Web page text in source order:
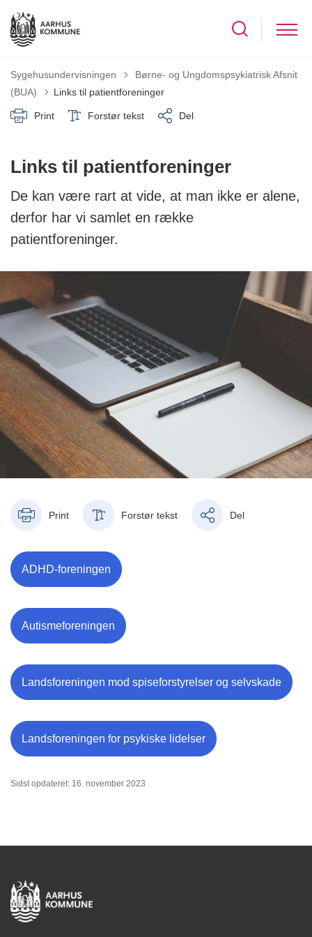
Sygehusundervisningen Tilbage til
Børne- og Ungdomspsykiatrisk Afsnit
(BUA)
Links til patientforeninger
Print Forstør tekst Del
Links til patientforeninger
De kan være rart at vide, at man ikke er alene,
derfor har vi samlet en række
patientforeninger.
Print Forstør tekst Del
ADHD-foreningen
Autismeforeningen
Landsforeningen mod spiseforstyrelser og selvskade
Landsforeningen for psykiske lidelser
Sidst opdateret: 16. november 2023